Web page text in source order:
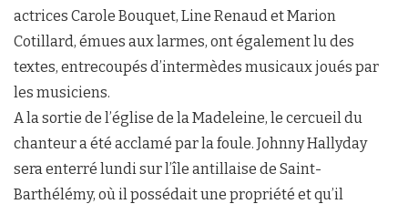
actrices Carole Bouquet, Line Renaud et Marion
Cotillard, émues aux larmes, ont également lu des
textes, entrecoupés d’intermèdes musicaux joués par
les musiciens.
A la sortie de l’église de la Madeleine, le cercueil du
chanteur a été acclamé par la foule. Johnny Hallyday
sera enterré lundi sur l’île antillaise de Saint-
Barthélémy, où il possédait une propriété et qu’il